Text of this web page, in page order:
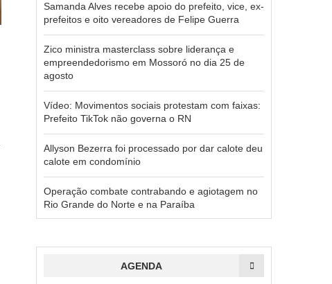
Samanda Alves recebe apoio do prefeito, vice, ex-
prefeitos e oito vereadores de Felipe Guerra
Zico ministra masterclass sobre liderança e
empreendedorismo em Mossoró no dia 25 de
agosto
Vídeo: Movimentos sociais protestam com faixas:
Prefeito TikTok não governa o RN
Allyson Bezerra foi processado por dar calote deu
calote em condomínio
Operação combate contrabando e agiotagem no
Rio Grande do Norte e na Paraíba
AGENDA